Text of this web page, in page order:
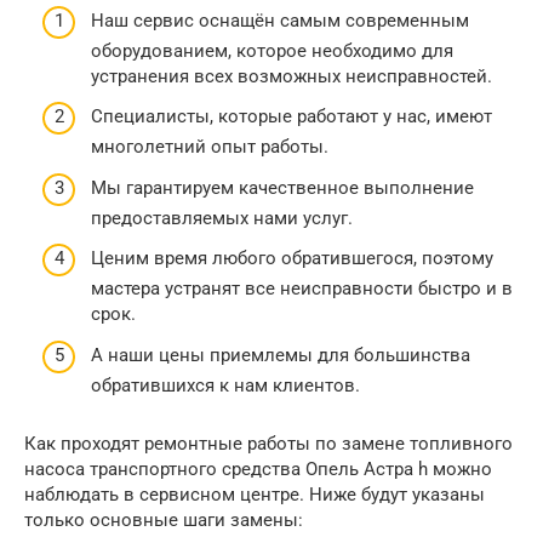
Наш сервис оснащён самым современным
оборудованием, которое необходимо для
устранения всех возможных неисправностей.
Специалисты, которые работают у нас, имеют
многолетний опыт работы.
Мы гарантируем качественное выполнение
предоставляемых нами услуг.
Ценим время любого обратившегося, поэтому
мастера устранят все неисправности быстро и в
срок.
А наши цены приемлемы для большинства
обратившихся к нам клиентов.
Как проходят ремонтные работы по замене топливного
насоса транспортного средства Опель Астра h можно
наблюдать в сервисном центре. Ниже будут указаны
только основные шаги замены: